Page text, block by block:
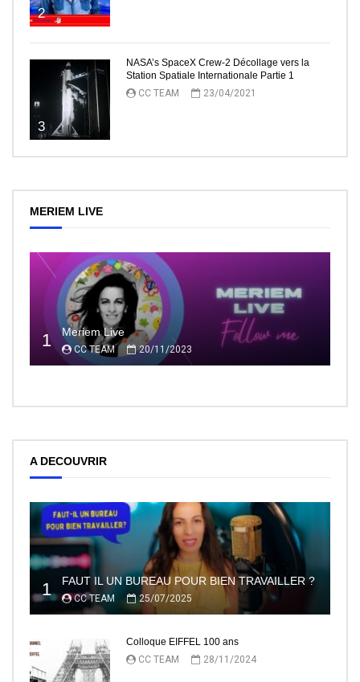
2
3
NASA’s SpaceX Crew-2 Décollage vers la
Station Spatiale Internationale Partie 1
CC TEAM
23/04/2021
MERIEM LIVE
1 Meriem Live
CC TEAM 20/11/2023
A DECOUVRIR
1 FAUT IL UN BUREAU POUR BIEN TRAVAILLER ?
CC TEAM 25/07/2025
Colloque EIFFEL 100 ans
CC TEAM
28/11/2024